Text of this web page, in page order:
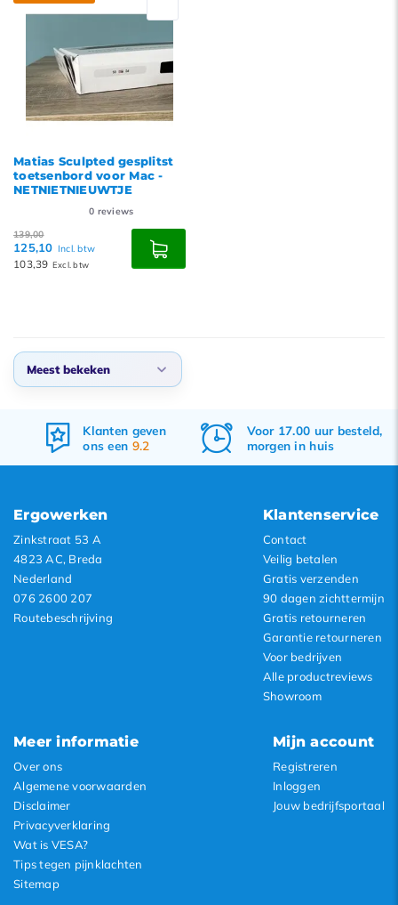
Matias Sculpted gesplitst
toetsenbord voor Mac -
NETNIETNIEUWTJE
0 reviews
139,00
125,10 Incl. btw
103,39 Excl. btw
Meest bekeken
Nieuwste producten
Laagste prijs
Klanten geven
ons een 9.2
Voor 17.00 uur besteld,
morgen in huis
Ergowerken
Zinkstraat 53 A
4823 AC, Breda
Nederland
076 2600 207
Routebeschrijving
Klantenservice
Contact
Veilig betalen
Gratis verzenden
90 dagen zichttermijn
Gratis retourneren
Garantie retourneren
Voor bedrijven
Alle productreviews
Showroom
Meer informatie
Over ons
Algemene voorwaarden
Disclaimer
Privacyverklaring
Wat is VESA?
Tips tegen pijnklachten
Sitemap
Mijn account
Registreren
Inloggen
Jouw bedrijfsportaal